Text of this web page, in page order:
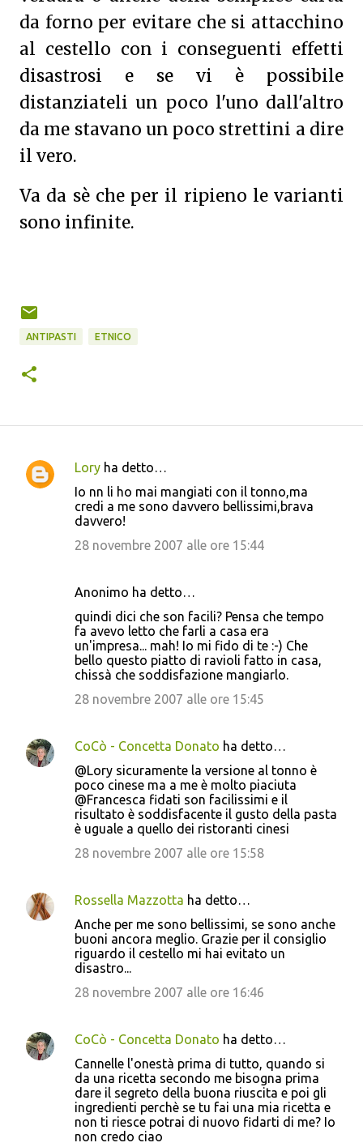
da forno per evitare che si attacchino
al cestello con i conseguenti effetti
disastrosi e se vi è possibile
distanziateli un poco l'uno dall'altro
da me stavano un poco strettini a dire
il vero.
Va da sè che per il ripieno le varianti
sono infinite.
ANTIPASTI ETNICO
C
Lory ha detto…
Io nn li ho mai mangiati con il tonno,ma
credi a me sono davvero bellissimi,brava
davvero!
28 novembre 2007 alle ore 15:44
Anonimo ha detto…
quindi dici che son facili? Pensa che tempo
fa avevo letto che farli a casa era
un'impresa... mah! Io mi fido di te :-) Che
bello questo piatto di ravioli fatto in casa,
chissà che soddisfazione mangiarlo.
28 novembre 2007 alle ore 15:45
CoCò - Concetta Donato ha detto…
@Lory sicuramente la versione al tonno è
poco cinese ma a me è molto piaciuta
@Francesca fidati son facilissimi e il
risultato è soddisfacente il gusto della pasta
è uguale a quello dei ristoranti cinesi
28 novembre 2007 alle ore 15:58
Rossella Mazzotta ha detto…
Anche per me sono bellissimi, se sono anche
buoni ancora meglio. Grazie per il consiglio
riguardo il cestello mi hai evitato un
disastro...
28 novembre 2007 alle ore 16:46
CoCò - Concetta Donato ha detto…
Cannelle l'onestà prima di tutto, quando si
da una ricetta secondo me bisogna prima
dare il segreto della buona riuscita e poi gli
ingredienti perchè se tu fai una mia ricetta e
non ti riesce potrai di nuovo fidarti di me? Io
non credo ciao